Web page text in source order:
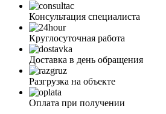
Консультация специалиста
Круглосуточная работа
Доставка в день обращения
Разгрузка на объекте
Оплата при получении